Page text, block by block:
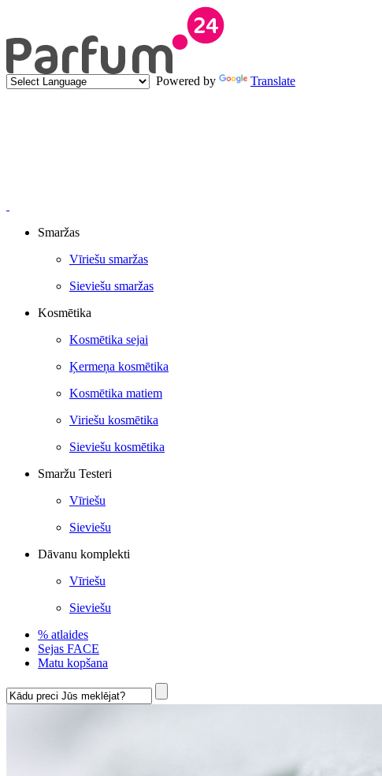
Powered by Translate
Smaržas
Vīriešu smaržas
Sieviešu smaržas
Kosmētika
Kosmētika sejai
Ķermeņa kosmētika
Kosmētika matiem
Viriešu kosmētika
Sieviešu kosmētika
Smaržu Testeri
Vīriešu
Sieviešu
Dāvanu komplekti
Vīriešu
Sieviešu
% atlaides
Sejas FACE
Matu kopšana